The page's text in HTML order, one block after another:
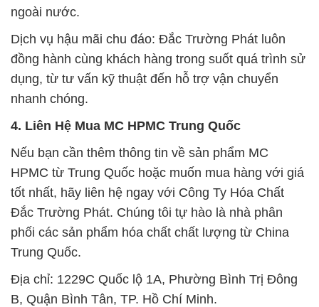
ngoài nước.
Dịch vụ hậu mãi chu đáo: Đắc Trường Phát luôn
đồng hành cùng khách hàng trong suốt quá trình sử
dụng, từ tư vấn kỹ thuật đến hỗ trợ vận chuyển
nhanh chóng.
4. Liên Hệ Mua MC HPMC Trung Quốc
Nếu bạn cần thêm thông tin về sản phẩm MC
HPMC từ Trung Quốc hoặc muốn mua hàng với giá
tốt nhất, hãy liên hệ ngay với Công Ty Hóa Chất
Đắc Trường Phát. Chúng tôi tự hào là nhà phân
phối các sản phẩm hóa chất chất lượng từ China
Trung Quốc.
Địa chỉ: 1229C Quốc lộ 1A, Phường Bình Trị Đông
B, Quận Bình Tân, TP. Hồ Chí Minh.